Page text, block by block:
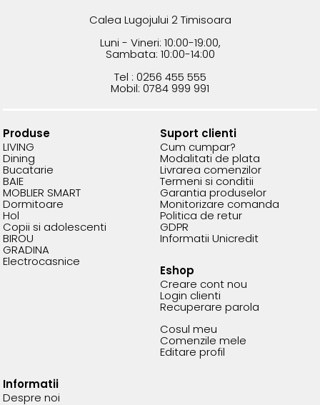
Calea Lugojului 2 Timisoara
Luni - Vineri: 10:00-19:00,
Sambata: 10:00-14:00
Tel : 0256 455 555
Mobil: 0784 999 991
Produse
LIVING
Dining
Bucatarie
BAIE
MOBLIER SMART
Dormitoare
Hol
Copii si adolescenti
BIROU
GRADINA
Electrocasnice
Suport clienti
Cum cumpar?
Modalitati de plata
Livrarea comenzilor
Termeni si conditii
Garantia produselor
Monitorizare comanda
Politica de retur
GDPR
Informatii Unicredit
Eshop
Creare cont nou
Login clienti
Recuperare parola
Cosul meu
Comenzile mele
Editare profil
Informatii
Despre noi